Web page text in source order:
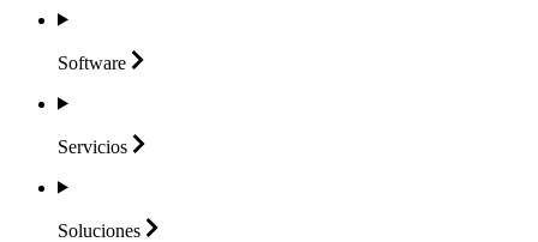
Software
Servicios
Soluciones